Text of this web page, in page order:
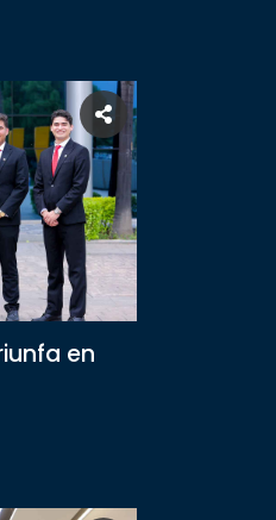
en